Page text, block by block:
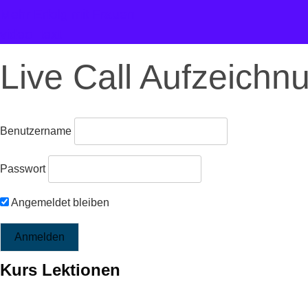
Live Call
Benutzername
Passwort
Angemeldet bleiben
Kurs Lektionen